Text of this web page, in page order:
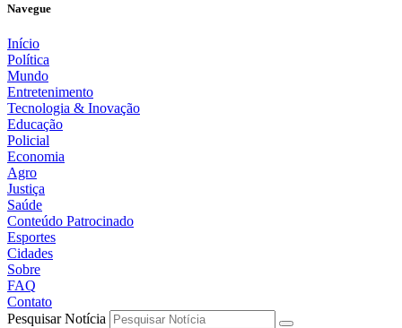
Navegue
Início
Política
Mundo
Entretenimento
Tecnologia & Inovação
Educação
Policial
Economia
Agro
Justiça
Saúde
Conteúdo Patrocinado
Esportes
Cidades
Sobre
FAQ
Contato
Pesquisar Notícia